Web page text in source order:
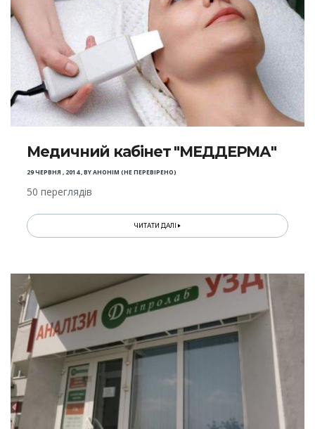
Медичний кабінет "МЕДДЕРМА"
29 ЧЕРВНЯ , 2014,BYАНОНІМ (НЕ ПЕРЕВІРЕНО)
50 переглядів
ЧИТАТИ ДАЛІ